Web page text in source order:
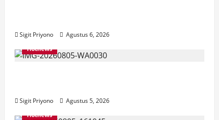
Sigit Priyono
Agustus 6, 2026
Hotnews
Sigit Priyono
Agustus 5, 2026
Hotnews